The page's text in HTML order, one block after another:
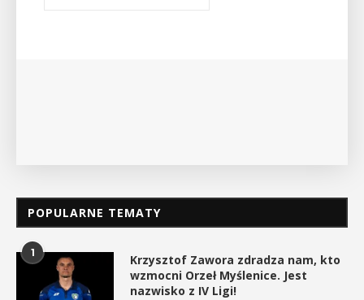
POPULARNE TEMATY
1
Krzysztof Zawora zdradza nam, kto
wzmocni Orzeł Myślenice. Jest
nazwisko z IV Ligi!